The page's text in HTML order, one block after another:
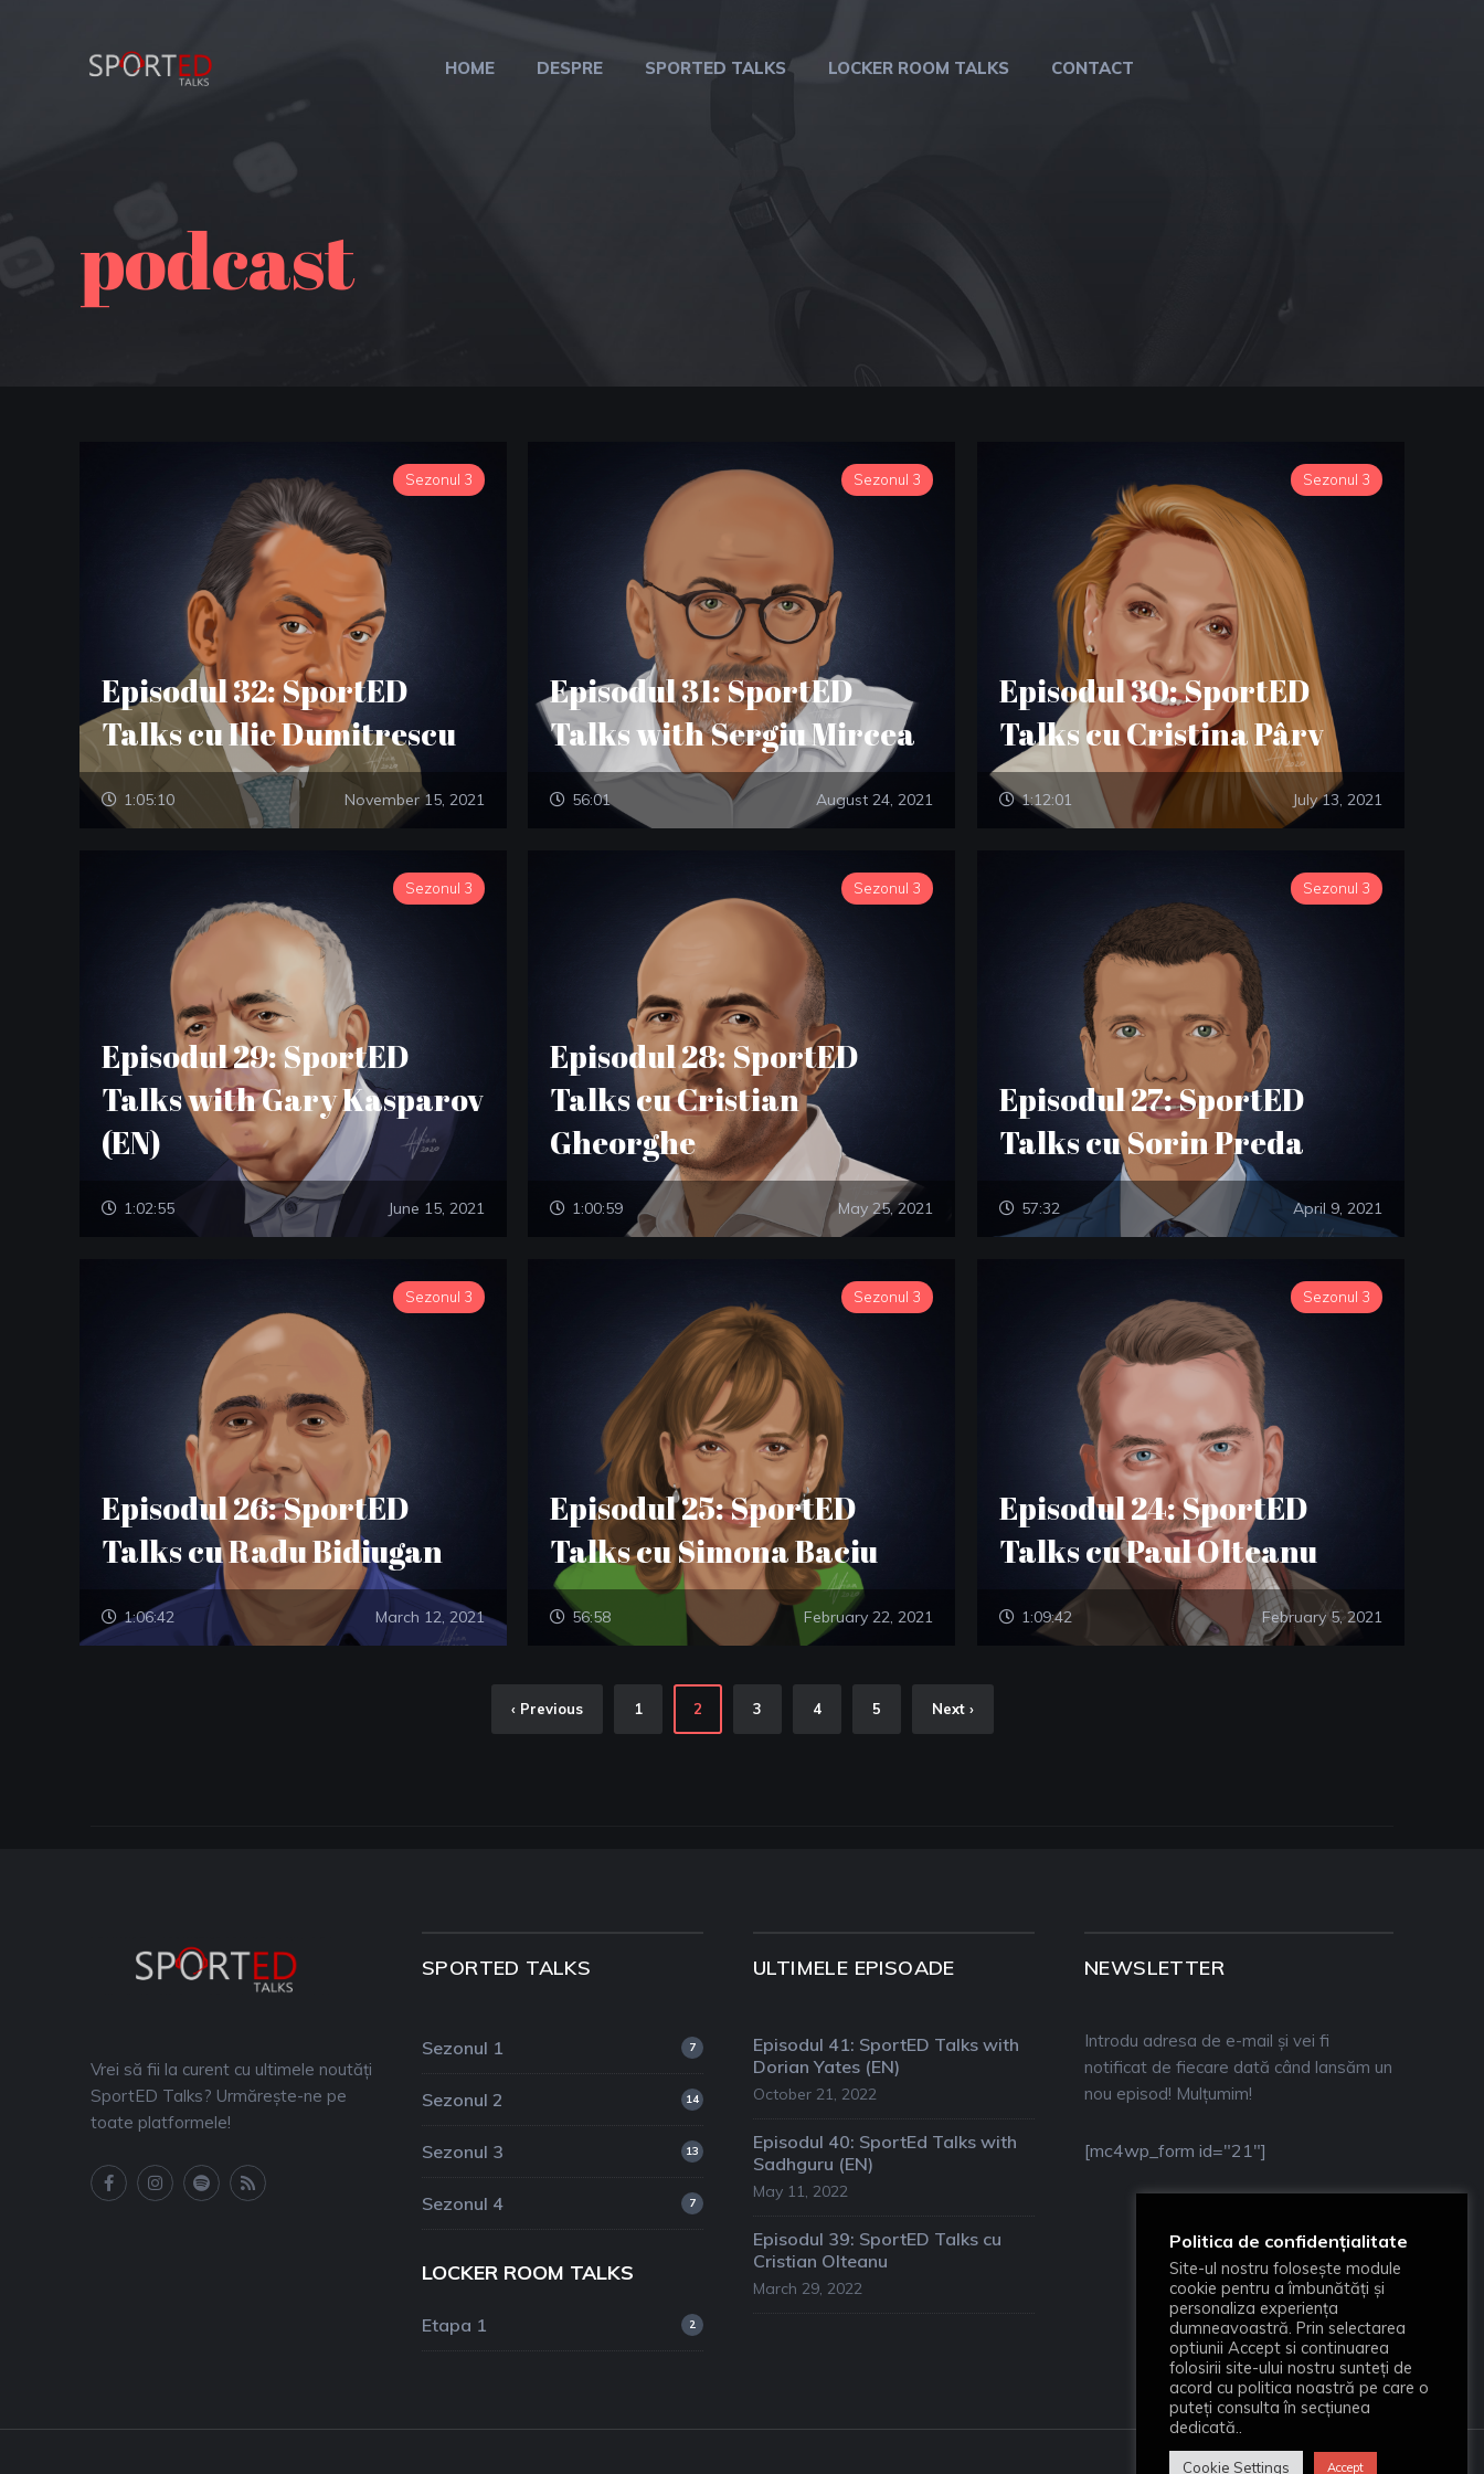
HOME DESPRE SPORTED TALKS LOCKER ROOM TALKS CONTACT
podcast
Sezonul 3
Episodul 32: SportED
Talks cu Ilie Dumitrescu
1:05:10 November 15, 2021
Sezonul 3
Episodul 31: SportED
Talks with Sergiu Mircea
56:01 August 24, 2021
Sezonul 3
Episodul 30: SportED
Talks cu Cristina Pârv
1:12:01 July 13, 2021
Sezonul 3
Episodul 29: SportED
Talks with Gary Kasparov
(EN)
1:02:55 June 15, 2021
Sezonul 3
Episodul 28: SportED
Talks cu Cristian
Gheorghe
1:00:59 May 25, 2021
Sezonul 3
Episodul 27: SportED
Talks cu Sorin Preda
57:32 April 9, 2021
Sezonul 3
Episodul 26: SportED
Talks cu Radu Bidiugan
1:06:42 March 12, 2021
Sezonul 3
Episodul 25: SportED
Talks cu Simona Baciu
56:58 February 22, 2021
Sezonul 3
Episodul 24: SportED
Talks cu Paul Olteanu
1:09:42 February 5, 2021
‹ Previous 1 2 3 4 5 Next ›
Vrei să fii la curent cu ultimele noutăți
SportED Talks? Urmărește-ne pe
toate platformele!
SPORTED TALKS
Sezonul 1 7
Sezonul 2 14
Sezonul 3 13
Sezonul 4 7
LOCKER ROOM TALKS
Etapa 1 2
ULTIMELE EPISOADE
Episodul 41: SportED Talks with
Dorian Yates (EN)
October 21, 2022
Episodul 40: SportEd Talks with
Sadhguru (EN)
May 11, 2022
Episodul 39: SportED Talks cu
Cristian Olteanu
March 29, 2022
NEWSLETTER
Introdu adresa de e-mail și vei fi
notificat de fiecare dată când lansăm un
nou episod! Mulțumim!
[mc4wp_form id="21"]
Politica de confidențialitate
Site-ul nostru folosește module
cookie pentru a îmbunătăți și
personaliza experiența
dumneavoastră. Prin selectarea
optiunii Accept si continuarea
folosirii site-ului nostru sunteți de
acord cu politica noastră pe care o
puteți consulta în secțiunea
dedicată..
Cookie Settings Accept